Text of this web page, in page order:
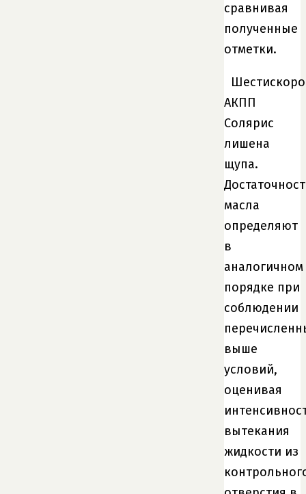
сравнивая
полученные
отметки.
АКПП
Солярис
лишена
щупа.
масла
определяют
в
аналогичном
порядке при
соблюдении
выше
условий,
оценивая
вытекания
жидкости из